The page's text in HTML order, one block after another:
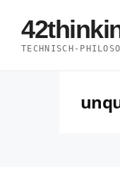
Inhalt
springen
TECHNISCH-